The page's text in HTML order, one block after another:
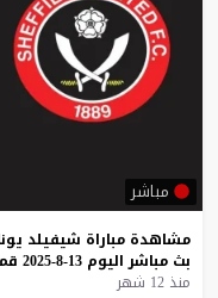
مباشر
مشاهدة مباراة شيفيلد
بث مباشر اليوم 13-8-2025
منذ 12 شهر